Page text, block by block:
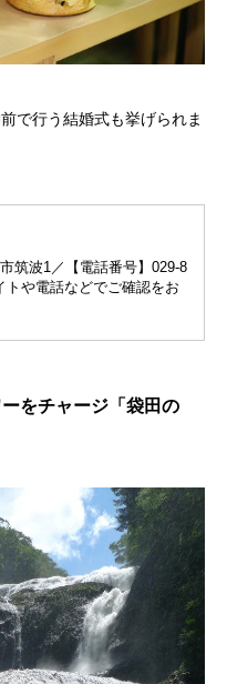
で行う結婚式も挙げられま
筑波1／【電話番号】029-8
や電話などでご確認をお
をチャージ「袋田の